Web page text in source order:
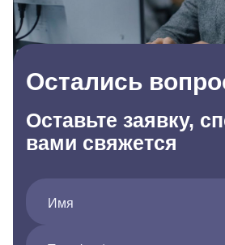
Остались
Оставьте заявку,
вами свяжется
Имя